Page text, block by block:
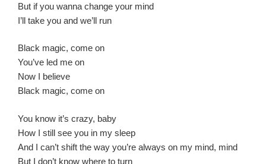
But if you wanna change your mind
I’ll take you and we’ll run
Black magic, come on
You’ve led me on
Now I believe
Black magic, come on
You know it’s crazy, baby
How I still see you in my sleep
And I can’t shift the way you’re always on my mind, mind
But I don’t know where to turn